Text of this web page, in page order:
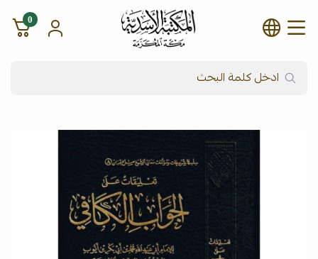
شركة المكتبة الأسدية للنشر
0